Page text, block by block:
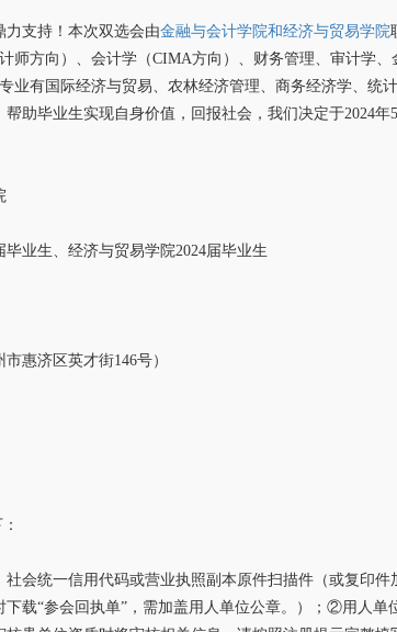
支持！本次双选会由金融与会计学院和经济与贸易学院
师方向）、会计学（CIMA方向）、财务管理、审计学
业有国际经济与贸易、农林经济管理、商务经济学、统
助毕业生实现自身价值，回报社会，我们决定于2024
业生、经济与贸易学院2024届毕业生
惠济区英才街146号）
会统一信用代码或营业执照副本原件扫描件（或复印件
载“参会回执单”，需加盖用人单位公章。）；②用人单